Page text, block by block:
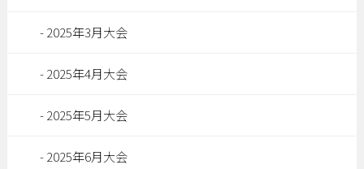
2025年3月大会
2025年4月大会
2025年5月大会
2025年6月大会